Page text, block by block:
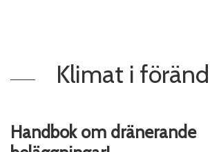
Klimat i
Handbok om dränerande